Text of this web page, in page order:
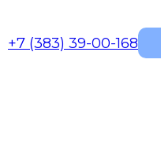
+7 (383) 39-00-168